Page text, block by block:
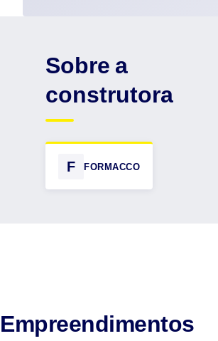
Sobre a
construtora
F FORMACCO
Empreendimentos